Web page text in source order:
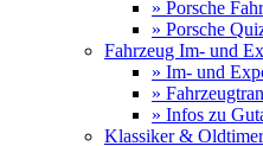
» Porsche
» Porsche
Fahrzeug Im- und
» Im- und
»
» Infos zu
Klassiker &